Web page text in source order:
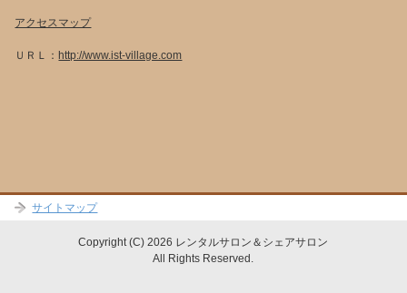
アクセスマップ
ＵＲＬ：http://www.ist-village.com
サイトマップ
Copyright (C) 2026 レンタルサロン＆シェアサロン
All Rights Reserved.